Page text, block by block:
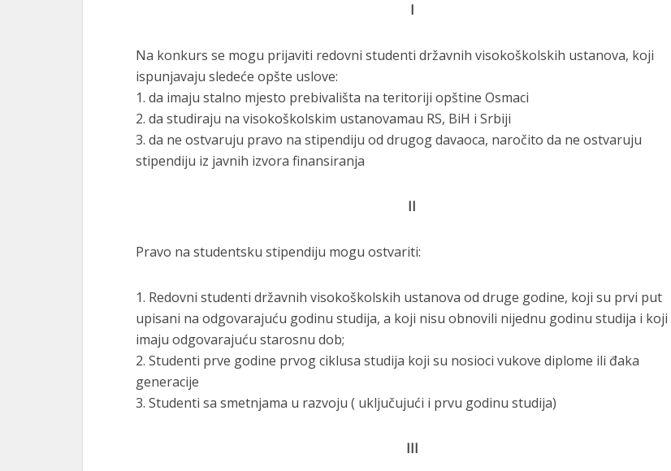
I
Na konkurs se mogu prijaviti redovni studenti državnih visokoškolskih ustanova, koji
ispunjavaju sledeće opšte uslove:
1. da imaju stalno mjesto prebivališta na teritoriji opštine Osmaci
2. da studiraju na visokoškolskim ustanovamau RS, BiH i Srbiji
3. da ne ostvaruju pravo na stipendiju od drugog davaoca, naročito da ne ostvaruju
stipendiju iz javnih izvora finansiranja
II
Pravo na studentsku stipendiju mogu ostvariti:
1. Redovni studenti državnih visokoškolskih ustanova od druge godine, koji su prvi put
upisani na odgovarajuću godinu studija, a koji nisu obnovili nijednu godinu studija i koji
imaju odgovarajuću starosnu dob;
2. Studenti prve godine prvog ciklusa studija koji su nosioci vukove diplome ili đaka
generacije
3. Studenti sa smetnjama u razvoju ( uključujući i prvu godinu studija)
III